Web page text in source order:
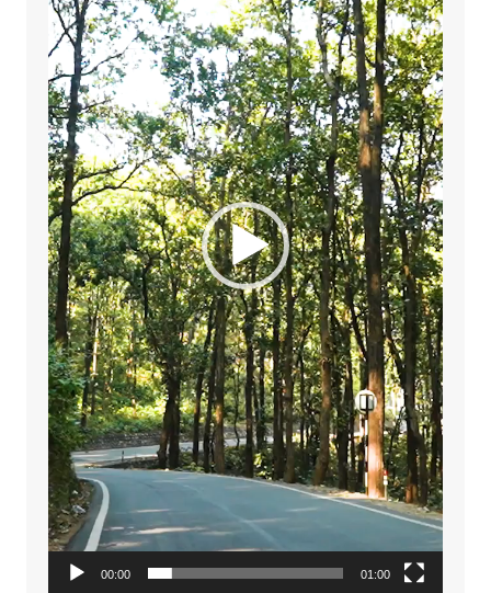
00:00 01:00